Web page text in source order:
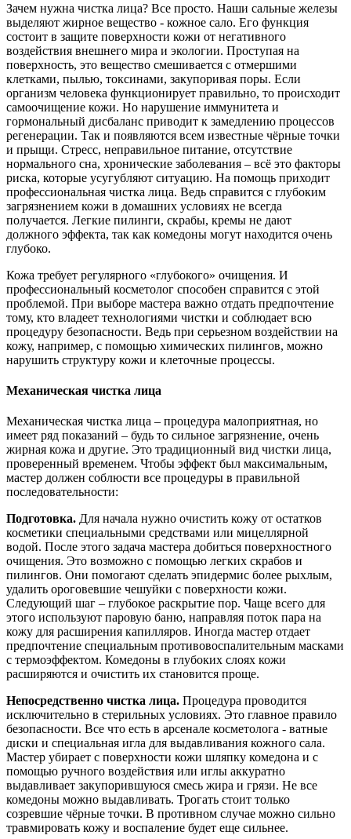
Зачем нужна чистка лица? Все просто. Наши сальные железы
выделяют жирное вещество - кожное сало. Его функция
состоит в защите поверхности кожи от негативного
воздействия внешнего мира и экологии. Проступая на
поверхность, это вещество смешивается с отмершими
клетками, пылью, токсинами, закупоривая поры. Если
организм человека функционирует правильно, то происходит
самоочищение кожи. Но нарушение иммунитета и
гормональный дисбаланс приводит к замедлению процессов
регенерации. Так и появляются всем известные чёрные точки
и прыщи. Стресс, неправильное питание, отсутствие
нормального сна, хронические заболевания – всё это факторы
риска, которые усугубляют ситуацию. На помощь приходит
профессиональная чистка лица. Ведь справится с глубоким
загрязнением кожи в домашних условиях не всегда
получается. Легкие пилинги, скрабы, кремы не дают
должного эффекта, так как комедоны могут находится очень
глубоко.
Кожа требует регулярного «глубокого» очищения. И
профессиональный косметолог способен справится с этой
проблемой. При выборе мастера важно отдать предпочтение
тому, кто владеет технологиями чистки и соблюдает всю
процедуру безопасности. Ведь при серьезном воздействии на
кожу, например, с помощью химических пилингов, можно
нарушить структуру кожи и клеточные процессы.
Механическая чистка лица
Механическая чистка лица – процедура малоприятная, но
имеет ряд показаний – будь то сильное загрязнение, очень
жирная кожа и другие. Это традиционный вид чистки лица,
проверенный временем. Чтобы эффект был максимальным,
мастер должен соблюсти все процедуры в правильной
последовательности:
Подготовка. Для начала нужно очистить кожу от остатков
косметики специальными средствами или мицеллярной
водой. После этого задача мастера добиться поверхностного
очищения. Это возможно с помощью легких скрабов и
пилингов. Они помогают сделать эпидермис более рыхлым,
удалить ороговевшие чешуйки с поверхности кожи.
Следующий шаг – глубокое раскрытие пор. Чаще всего для
этого используют паровую баню, направляя поток пара на
кожу для расширения капилляров. Иногда мастер отдает
предпочтение специальным противовоспалительным масками
с термоэффектом. Комедоны в глубоких слоях кожи
расширяются и очистить их становится проще.
Непосредственно чистка лица. Процедура проводится
исключительно в стерильных условиях. Это главное правило
безопасности. Все что есть в арсенале косметолога - ватные
диски и специальная игла для выдавливания кожного сала.
Мастер убирает с поверхности кожи шляпку комедона и с
помощью ручного воздействия или иглы аккуратно
выдавливает закупорившуюся смесь жира и грязи. Не все
комедоны можно выдавливать. Трогать стоит только
созревшие чёрные точки. В противном случае можно сильно
травмировать кожу и воспаление будет еще сильнее.